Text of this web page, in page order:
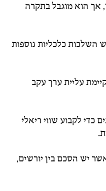
אך הוא מוגבל בתקרה
השלכות כלכליות נוספות
עליית ערך עקב
כדי לקבוע שווי ריאלי
יש הסכם בין יורשים,